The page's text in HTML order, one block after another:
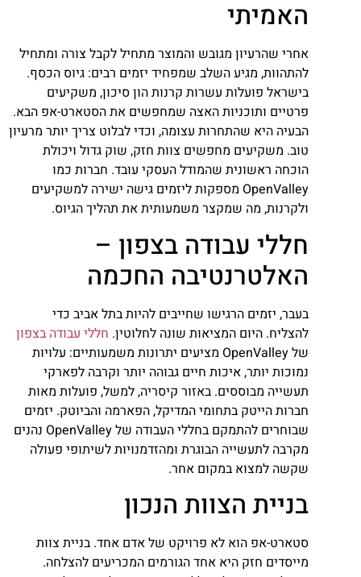
האמיתי
אחרי שהרעיון מגובש והמוצר מתחיל לקבל צורה ומתחיל
להתהוות, מגיע השלב שמפחיד יזמים רבים: גיוס הכסף.
בישראל פועלות עשרות קרנות הון סיכון, משקיעים
פרטיים ותוכניות האצה שמחפשים את הסטארט-אפ הבא.
הבעיה היא שהתחרות עצומה, וכדי לבלוט צריך יותר מרעיון
טוב. משקיעים מחפשים צוות חזק, שוק גדול ויכולת
הוכחה ראשונית שהמודל העסקי עובד. חברות כמו
OpenValley מספקות ליזמים גישה ישירה למשקיעים
ולקרנות, מה שמקצר משמעותית את תהליך הגיוס.
חללי עבודה בצפון –
האלטרנטיבה החכמה
בעבר, יזמים הרגישו שחייבים להיות בתל אביב כדי
להצליח. היום המציאות שונה לחלוטין. חללי עבודה בצפון
של OpenValley מציעים יתרונות משמעותיים: עלויות
נמוכות יותר, איכות חיים גבוהה יותר וקרבה לפארקי
תעשייה מבוססים. באזור קיסריה, למשל, פועלות מאות
חברות הייטק בתחומי המדיקל, הפארמה והביוטק. יזמים
שבוחרים להתמקם בחללי העבודה של OpenValley נהנים
מקרבה לתעשייה הבוגרת ומהזדמנויות לשיתופי פעולה
שקשה למצוא במקום אחר.
בניית הצוות הנכון
סטארט-אפ הוא לא פרויקט של אדם אחד. בניית צוות
מייסדים חזק היא אחד הגורמים המכריעים להצלחה.